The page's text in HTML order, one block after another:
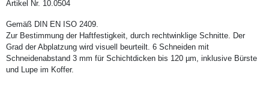
Artikel Nr. 10.0504
Gemäß DIN EN ISO 2409.
Zur Bestimmung der Haftfestigkeit, durch rechtwinklige Schnitte. Der
Grad der Abplatzung wird visuell beurteilt. 6 Schneiden mit
Schneidenabstand 3 mm für Schichtdicken bis 120 µm, inklusive Bürste
und Lupe im Koffer.